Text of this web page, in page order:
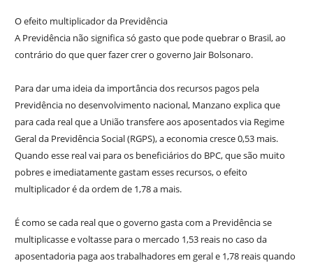
O efeito multiplicador da Previdência
A Previdência não significa só gasto que pode quebrar o Brasil, ao
contrário do que quer fazer crer o governo Jair Bolsonaro.
Para dar uma ideia da importância dos recursos pagos pela
Previdência no desenvolvimento nacional, Manzano explica que
para cada real que a União transfere aos aposentados via Regime
Geral da Previdência Social (RGPS), a economia cresce 0,53 mais.
Quando esse real vai para os beneficiários do BPC, que são muito
pobres e imediatamente gastam esses recursos, o efeito
multiplicador é da ordem de 1,78 a mais.
É como se cada real que o governo gasta com a Previdência se
multiplicasse e voltasse para o mercado 1,53 reais no caso da
aposentadoria paga aos trabalhadores em geral e 1,78 reais quando